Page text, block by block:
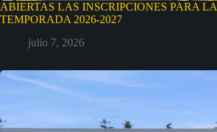
ABIERTAS LAS INSCRIPCIONES PARA LA
TEMPORADA 2026-2027
julio 7, 2026